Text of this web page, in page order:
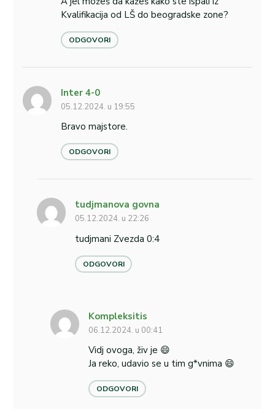
Kvalifikacija od LŠ do beogradske zone?
ODGOVORI
Inter 4-0
05.12.2024. u 19:55
Bravo majstore.
ODGOVORI
tudjmanova govna
05.12.2024. u 22:26
tudjmani Zvezda 0:4
ODGOVORI
Kompleksitis
06.12.2024. u 00:41
Vidj ovoga, živ je 😄
Ja reko, udavio se u tim g*vnima 😄
ODGOVORI